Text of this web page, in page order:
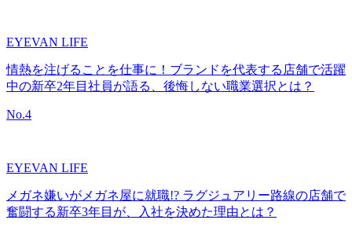
EYEVAN LIFE
情熱を注げることを仕事に！ブランドを代表する店舗で活躍
中の新卒2年目社員が語る、後悔しない職業選択とは？
No.4
EYEVAN LIFE
メガネ嫌いがメガネ屋に就職!? ラグジュアリー路線の店舗で
奮闘する新卒3年目が、入社を決めた理由とは？